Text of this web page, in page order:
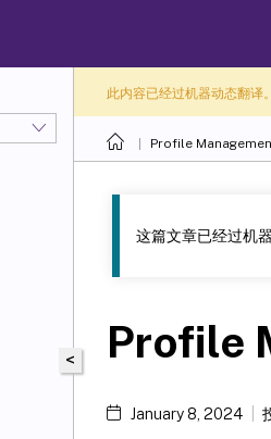
此内容已经过机器动态翻译。
Profile
<
这篇文章已经过机
Profile
January 8, 2024